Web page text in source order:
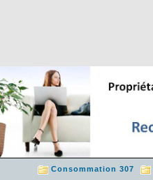
Consommation 307